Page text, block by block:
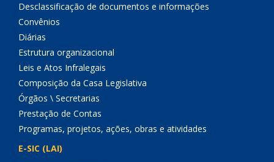
Desclassificação de documentos e informações
Convênios
Diárias
Estrutura organizacional
Leis e Atos Infralegais
Composição da Casa Legislativa
Órgãos \ Secretarias
Prestação de Contas
Programas, projetos, ações, obras e atividades
E-SIC (LAI)